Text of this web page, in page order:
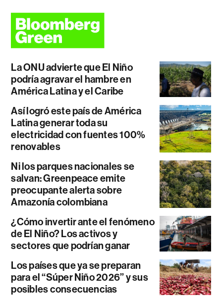
La ONU advierte que El Niño
podría agravar el hambre en
América Latina y el Caribe
Así logró este país de América
Latina generar toda su
electricidad con fuentes 100%
renovables
Ni los parques nacionales se
salvan: Greenpeace emite
preocupante alerta sobre
Amazonía colombiana
¿Cómo invertir ante el fenómeno
de El Niño? Los activos y
sectores que podrían ganar
Los países que ya se preparan
para el “Súper Niño 2026” y sus
posibles consecuencias